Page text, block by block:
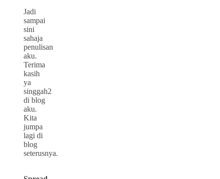
Jadi
sampai
sini
sahaja
penulisan
aku.
Terima
kasih
ya
singgah2
di blog
aku.
Kita
jumpa
lagi di
blog
seterusnya.